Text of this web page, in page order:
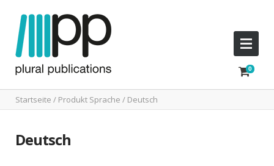
Startseite / Produkt Sprache / Deutsch
Deutsch